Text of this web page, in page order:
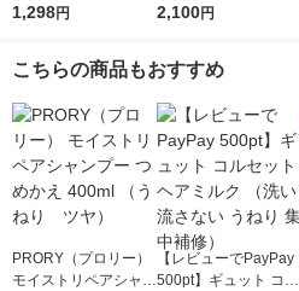
170g P＆G
1,298円
い流すトリートメント
2,100円
こちらの商品もおすすめ
PRORY（プロリー）
モイストリペアシャン
【レビューでPayPay
500pt】ギュット コル